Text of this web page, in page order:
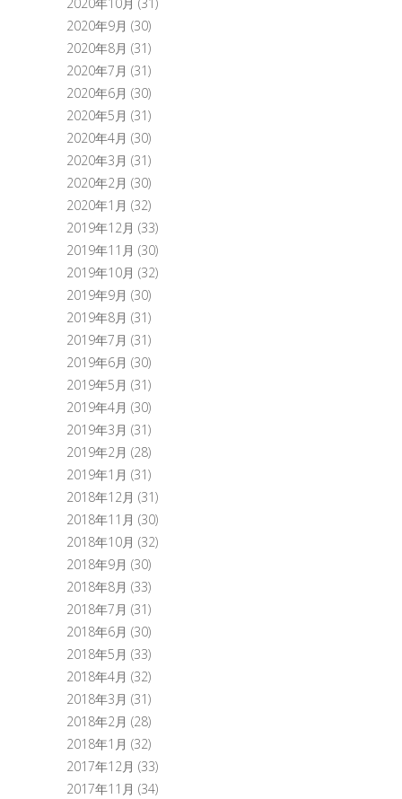
2020年10月 (31)
2020年9月 (30)
2020年8月 (31)
2020年7月 (31)
2020年6月 (30)
2020年5月 (31)
2020年4月 (30)
2020年3月 (31)
2020年2月 (30)
2020年1月 (32)
2019年12月 (33)
2019年11月 (30)
2019年10月 (32)
2019年9月 (30)
2019年8月 (31)
2019年7月 (31)
2019年6月 (30)
2019年5月 (31)
2019年4月 (30)
2019年3月 (31)
2019年2月 (28)
2019年1月 (31)
2018年12月 (31)
2018年11月 (30)
2018年10月 (32)
2018年9月 (30)
2018年8月 (33)
2018年7月 (31)
2018年6月 (30)
2018年5月 (33)
2018年4月 (32)
2018年3月 (31)
2018年2月 (28)
2018年1月 (32)
2017年12月 (33)
2017年11月 (34)